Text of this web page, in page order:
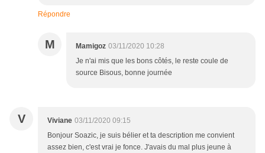
Répondre
M Mamigoz 03/11/2020 10:28
Je n'ai mis que les bons côtés, le reste coule de
source Bisous, bonne journée
V Viviane 03/11/2020 09:15
Bonjour Soazic, je suis bélier et ta description me convient
assez bien, c'est vrai je fonce. J'avais du mal plus jeune à